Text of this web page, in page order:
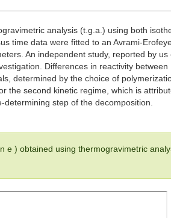
analysis (t.g.a.) using both
time data were fitted to an Avrami-
An independent study, reported by us
Differences in reactivity between
determined by the choice of
the second kinetic regime, which is
step of the decomposition.
e ) obtained using thermogravimetric